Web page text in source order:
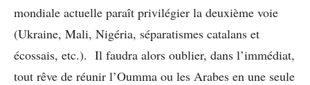
mondiale actuelle paraît privilégier la deuxième voie
(Ukraine, Mali, Nigéria, séparatismes catalans et
écossais, etc.). Il faudra alors oublier, dans l’immédiat,
tout rêve de réunir l’Oumma ou les Arabes en une seule